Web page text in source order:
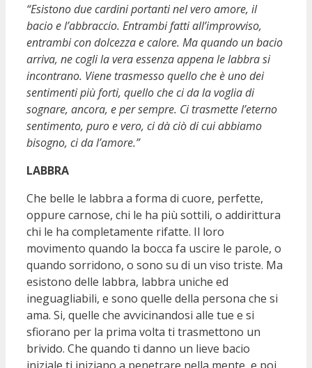
“Esistono due cardini portanti nel vero amore, il
bacio e l’abbraccio. Entrambi fatti all’improvviso,
entrambi con dolcezza e calore. Ma quando un bacio
arriva, ne cogli la vera essenza appena le labbra si
incontrano. Viene trasmesso quello che è uno dei
sentimenti più forti, quello che ci da la voglia di
sognare, ancora, e per sempre. Ci trasmette l’eterno
sentimento, puro e vero, ci dà ciò di cui abbiamo
bisogno, ci da l’amore.”
LABBRA
Che belle le labbra a forma di cuore, perfette,
oppure carnose, chi le ha più sottili, o addirittura
chi le ha completamente rifatte. Il loro
movimento quando la bocca fa uscire le parole, o
quando sorridono, o sono su di un viso triste. Ma
esistono delle labbra, labbra uniche ed
ineguagliabili, e sono quelle della persona che si
ama. Si, quelle che avvicinandosi alle tue e si
sfiorano per la prima volta ti trasmettono un
brivido. Che quando ti danno un lieve bacio